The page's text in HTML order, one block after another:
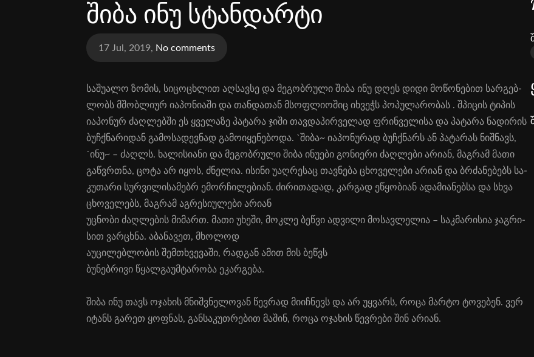
შიბა ინუ სტანდარტი
17 Jul, 2019, No comments
საშუ­ა­ლო ზო­მის, სი­ცოცხ­ლით აღ­სავ­სე და მე­გობ­რუ­ლი ში­ბა ინუ დღეს დი­დი მო­წო­ნე­ბით სარ­გებ­
ლობს მშობ­ლი­ურ ია­პო­ნი­ა­ში და თან­და­თან მსოფ­ლი­ო­შიც იხ­ვეჭს პო­პუ­ლა­რო­ბას . შპი­ცის ტი­პის
ია­პო­ნურ ძაღ­ლებ­ში ეს ყვე­ლა­ზე პა­ტა­რა ჯი­ში თავ­და­პირ­ვე­ლად ფრინ­ვე­ლი­სა და პა­ტა­რა ნა­დი­რის
ბუჩ­ქნა­რი­დან გა­მო­სა­დევ­ნად გა­მო­ი­ყე­ნე­ბო­და. `ში­ბა~ ია­პო­ნუ­რად ბუჩ­ქნარს ან პა­ტა­რას ნიშ­ნავს,
`ი­ნუ~ – ძაღლს. ხა­ლი­სი­ა­ნი და მე­გობ­რუ­ლი ში­ბა ინუ­ე­ბი გო­ნი­ე­რი ძაღ­ლე­ბი არი­ან, მაგ­რამ მა­თი
გაწ­ვრთნა, ცო­ტა არ იყოს, ძნე­ლი­ა. ისი­ნი უაღ­რე­საც თავ­ნე­ბა ცხო­ვე­ლე­ბი არი­ან და ბრძა­ნე­ბებს სა­
კუ­თა­რი სურ­ვი­ლი­სა­მებრ ემორ­ჩი­ლე­ბი­ან. ძი­რი­თა­დად, კარ­გად ეწყ­ო­ბი­ან ადა­მი­ა­ნებ­სა და სხვა
ცხო­ვე­ლებს, მაგ­რამ აგ­რე­სი­უ­ლე­ბი არი­ან
უც­ნო­ბი ძაღ­ლე­ბის მი­მართ. მა­თი უხე­ში, მოკ­ლე ბეწ­ვი ად­ვი­ლი მო­სავ­ლე­ლია – საკ­მა­რი­სია ჯაგ­რი­
სით ვარ­ცხნა. აბა­ნა­ვეთ, მხო­ლოდ
აუ­ცი­ლებ­ლო­ბის შემ­თხვე­ვა­ში, რად­გან ამით მის ბეწვს
ბუ­ნებ­რი­ვი წყალ­გა­უმ­ტა­რო­ბა ეკარ­გე­ბა.
ში­ბა ინუ თავს ოჯა­ხის მნიშ­ვნე­ლო­ვან წევ­რად მი­იჩ­ნევს და არ უყ­ვარს, რო­ცა მარ­ტო ტო­ვე­ბენ. ვერ
იტანს გა­რეთ ყოფ­ნას, გან­სა­კუთ­რე­ბით მა­შინ, რო­ცა ოჯა­ხის წევ­რე­ბი შინ არი­ან.